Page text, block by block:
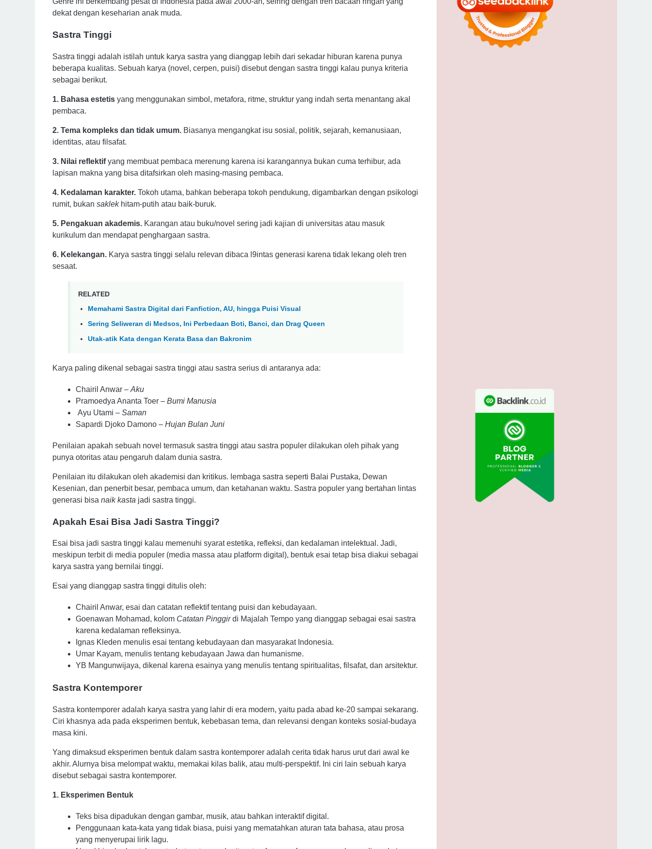
dekat dengan keseharian anak muda.
Sastra Tinggi
Sastra tinggi adalah istilah untuk karya sastra yang dianggap lebih dari sekadar hiburan karena punya
beberapa kualitas. Sebuah karya (novel, cerpen, puisi) disebut dengan sastra tinggi kalau punya kriteria
sebagai berikut.
1. Bahasa estetis yang menggunakan simbol, metafora, ritme, struktur yang indah serta menantang akal
pembaca.
2. Tema kompleks dan tidak umum. Biasanya mengangkat isu sosial, politik, sejarah,
identitas, atau filsafat.
3. Nilai reflektif yang membuat pembaca merenung karena isi karangannya bukan cuma terhibur,
lapisan makna yang bisa ditafsirkan oleh masing-masing pembaca.
4. Kedalaman karakter. Tokoh utama, bahkan beberapa tokoh pendukung, digambarkan dengan
rumit, bukan saklek hitam-putih atau baik-buruk.
5. Pengakuan akademis. Karangan atau buku/novel sering jadi kajian di universitas atau
kurikulum dan mendapat penghargaan sastra.
6. Kelekangan. Karya sastra tinggi selalu relevan dibaca l9intas generasi karena tidak lekang oleh tren
sesaat.
RELATED
Memahami Sastra Digital dari Fanfiction, AU, hingga Puisi Visual
Sering Seliweran di Medsos, Ini Perbedaan Boti, Banci, dan Drag Queen
Utak-atik Kata dengan Kerata Basa dan Bakronim
Karya paling dikenal sebagai sastra tinggi atau sastra serius di antaranya ada:
Chairil Anwar – Aku
Pramoedya Ananta Toer – Bumi Manusia
Ayu Utami – Saman
Sapardi Djoko Damono – Hujan Bulan Juni
Penilaian apakah sebuah novel termasuk sastra tinggi atau sastra populer dilakukan oleh pihak
punya otoritas atau pengaruh dalam dunia sastra.
Penilaian itu dilakukan oleh akademisi dan kritikus. lembaga sastra seperti Balai Pustaka, Dewan
Kesenian, dan penerbit besar, pembaca umum, dan ketahanan waktu. Sastra populer yang bertahan lintas
generasi bisa naik kasta jadi sastra tinggi.
Apakah Esai Bisa Jadi Sastra Tinggi?
Esai bisa jadi sastra tinggi kalau memenuhi syarat estetika, refleksi, dan kedalaman intelektual. Jadi,
meskipun terbit di media populer (media massa atau platform digital), bentuk esai tetap bisa diakui sebagai
karya sastra yang bernilai tinggi.
Esai yang dianggap sastra tinggi ditulis oleh:
Chairil Anwar, esai dan catatan reflektif tentang puisi dan kebudayaan.
Goenawan Mohamad, kolom Catatan Pinggir di Majalah Tempo yang dianggap sebagai esai sastra
karena kedalaman refleksinya.
Ignas Kleden menulis esai tentang kebudayaan dan masyarakat Indonesia.
Umar Kayam, menulis tentang kebudayaan Jawa dan humanisme.
YB Mangunwijaya, dikenal karena esainya yang menulis tentang spiritualitas, filsafat, dan arsitektur.
Sastra Kontemporer
Sastra kontemporer adalah karya sastra yang lahir di era modern, yaitu pada abad ke-20 sampai sekarang.
Ciri khasnya ada pada eksperimen bentuk, kebebasan tema, dan relevansi dengan konteks sosial-budaya
masa kini.
Yang dimaksud eksperimen bentuk dalam sastra kontemporer adalah cerita tidak harus urut dari awal ke
akhir. Alurnya bisa melompat waktu, memakai kilas balik, atau multi-perspektif. Ini ciri lain sebuah karya
disebut sebagai sastra kontemporer.
1. Eksperimen Bentuk
Teks bisa dipadukan dengan gambar, musik, atau bahkan interaktif digital.
Penggunaan kata-kata yang tidak biasa, puisi yang mematahkan aturan tata bahasa, atau prosa
yang menyerupai lirik lagu.